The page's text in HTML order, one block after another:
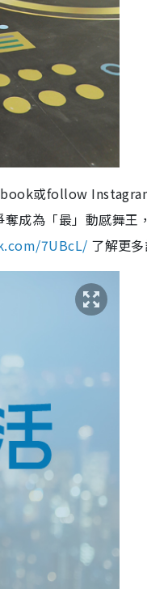
或follow
成為「最」動感舞王
7UBcL/ 了解更多